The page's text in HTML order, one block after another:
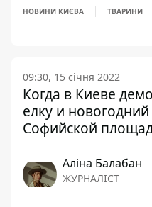
НОВИНИ КИЄВА ТВАРИНИ
09:30, 15 січня 2022
Когда в Киеве
елку и
Софийской
Аліна Балабан
ЖУРНАЛІСТ